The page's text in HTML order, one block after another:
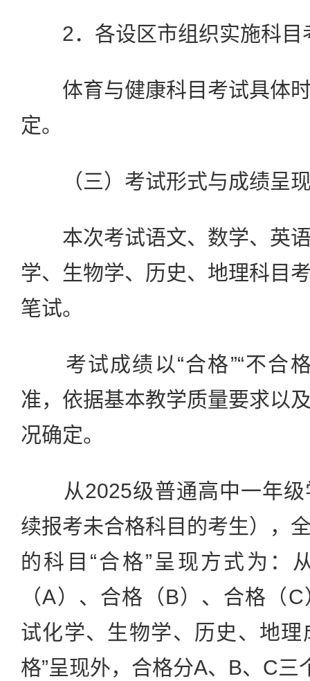
2．各设区市组织实施科目
体育与健康科目考试具体时
定。
（三）考试形式与成绩呈
本次考试语文、数学、英语
学、生物学、历史、地理科目
笔试。
考试成绩以“合格”“不合格
准，依据基本教学质量要求以
况确定。
从2025级普通高中一年级
续报考未合格科目的考生），
的科目“合格”呈现方式为：
（A）、合格（B）、合格（
试化学、生物学、历史、地理
格”呈现外，合格分A、B、C三